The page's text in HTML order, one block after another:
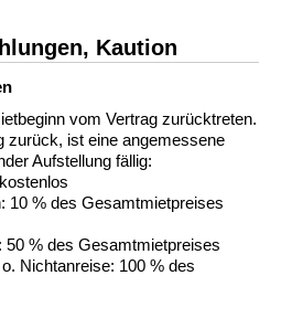
Kaution
vom Vertrag zurücktreten.
zurück, ist eine angemessene
Aufstellung fällig:
10 % des Gesamtmietpreises
50 % des Gesamtmietpreises
Nichtanreise: 100 % des